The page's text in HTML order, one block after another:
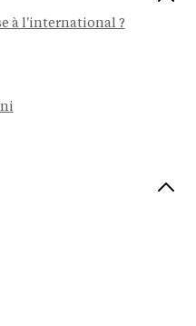
à l'international ?